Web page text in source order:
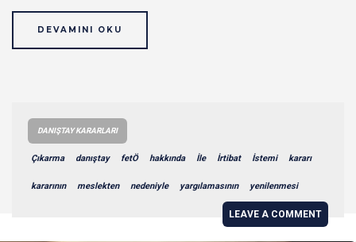
DEVAMINI OKU
DANIŞTAY KARARLARI
Çıkarma danıştay fetÖ hakkında İle İrtibat İstemi kararı
kararının meslekten nedeniyle yargılamasının yenilenmesi
LEAVE A COMMENT